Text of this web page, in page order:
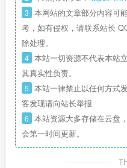
3 本网站的文章部分内容可
考，如有侵权，请联系站长
除处理。
4 本站一切资源不代表本站
其真实性负责。
5 本站一律禁止以任何方式
客发现请向站长举报
6 本站资源大多存储在云盘
会第一时间更新。